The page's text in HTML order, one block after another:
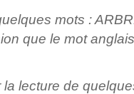
mots :
que le mot
lecture de